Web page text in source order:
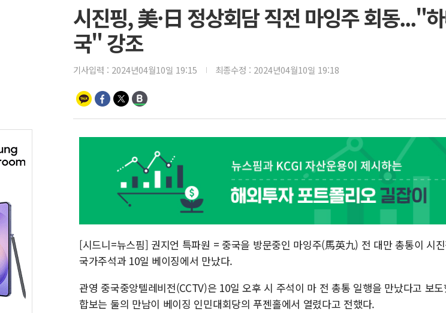
시진핑, 美·日 정상회담 직전 마잉주 회동..."
국" 강조
기사입력 : 2024년04월10일 19:15 최종수정 : 2024년04월10일 19:18
[시드니=뉴스핌] 권지언 특파원 = 중국을 방문중인 마잉주(馬英九) 전 대만 총통이 시
국가주석과 10일 베이징에서 만났다.
관영 중국중앙텔레비전(CCTV)은 10일 오후 시 주석이 마 전 총통 일행을 만났다고 보
합보는 둘의 만남이 베이징 인민대회당의 푸젠홀에서 열렸다고 전했다.